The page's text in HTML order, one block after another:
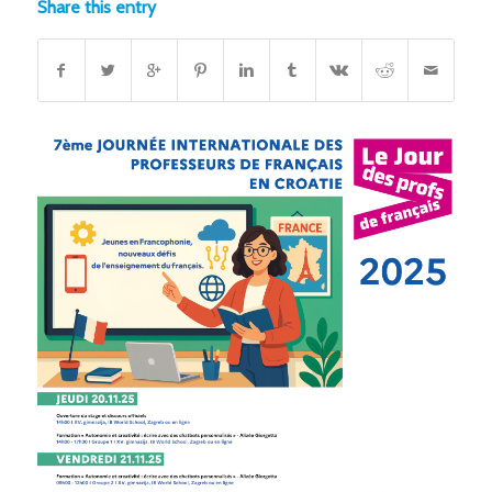
Share this entry